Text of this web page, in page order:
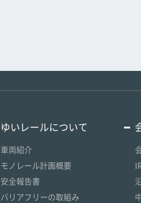
ゆいレールについて
車両紹介
モノレール計画概要
安全報告書
バリアフリーの取組み